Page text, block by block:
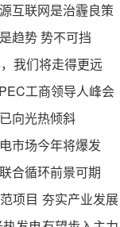
互联网是治霾良策
趋势 势不可挡
我们将走得更远
工商领导人峰会
向光热倾斜
市场今年将爆发
合循环前景可期
项目 夯实产业发展